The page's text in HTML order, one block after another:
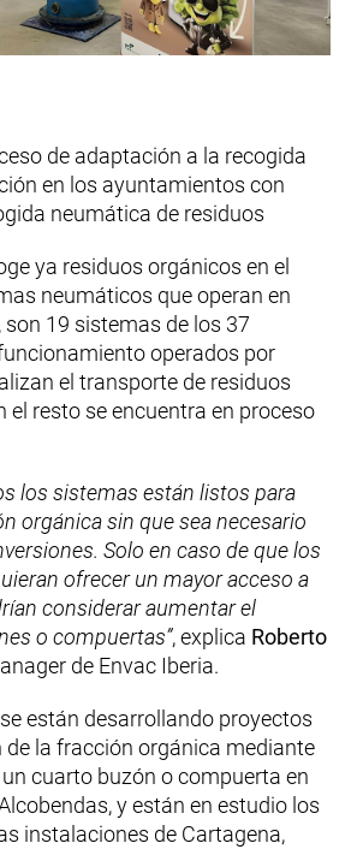
de adaptación a la recogida
en los ayuntamientos con
neumática de residuos
ya residuos orgánicos en el
neumáticos que operan en
son 19 sistemas de los 37
operados por
el transporte de residuos
el resto se encuentra en proceso
los sistemas están listos para
orgánica sin que sea necesario
Solo en caso de que los
ofrecer un mayor acceso a
considerar aumentar el
o compuertas”, explica Roberto
de Envac Iberia.
están desarrollando proyectos
de la fracción orgánica mediante
cuarto buzón o compuerta en
y están en estudio los
instalaciones de Cartagena,